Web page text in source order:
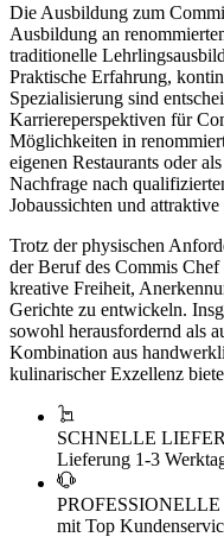
Die Ausbildung zum
Ausbildung an
traditionelle
Praktische Erfahrung,
Spezialisierung sind
Karriereperspektiven für
Möglichkeiten in
eigenen Restaurants oder
Nachfrage nach
Jobaussichten und
Trotz der physischen
der Beruf des Commis
kreative Freiheit,
Gerichte zu entwickeln.
sowohl herausfordernd als
Kombination aus
kulinarischer Exzellenz
SCHNELLE
Lieferung 1-3
mit Top